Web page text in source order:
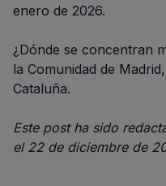
enero de 2026.
¿Dónde se concentran
la Comunidad de
Cataluña.
Este post ha sido
el 22 de diciembre de